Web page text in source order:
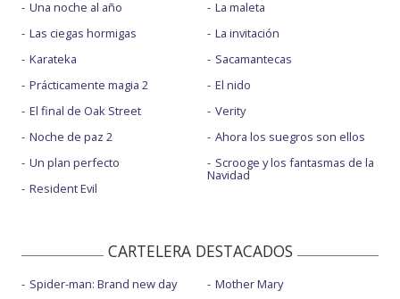
Una noche al año
Las ciegas hormigas
Karateka
Prácticamente magia 2
El final de Oak Street
Noche de paz 2
Un plan perfecto
Resident Evil
La maleta
La invitación
Sacamantecas
El nido
Verity
Ahora los suegros son ellos
Scrooge y los fantasmas de la
Navidad
CARTELERA DESTACADOS
Spider-man: Brand new day
Mother Mary